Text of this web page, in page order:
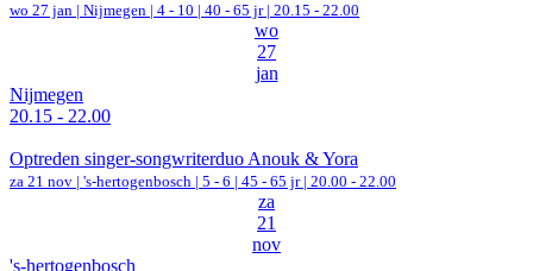
wo 27 jan | Nijmegen | 4 - 10 | 40 - 65 jr | 20.15 - 22.00
wo
27
jan
Nijmegen
20.15 - 22.00
Optreden singer-songwriterduo Anouk & Yora
za 21 nov | 's-hertogenbosch | 5 - 6 | 45 - 65 jr | 20.00 - 22.00
za
21
nov
's-hertogenbosch